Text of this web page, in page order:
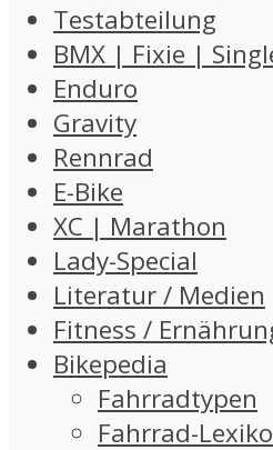
Testabteilung
BMX | Fixie |
Enduro
Gravity
Rennrad
E-Bike
XC | Marathon
Lady-Special
Literatur / Medien
Fitness /
Bikepedia
Fahrradtypen
Fahrrad-